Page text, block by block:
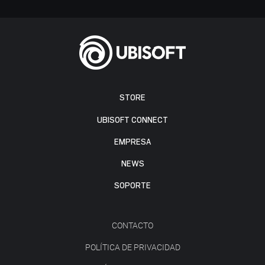
STORE
UBISOFT CONNECT
EMPRESA
NEWS
SOPORTE
CONTACTO
POLÍTICA DE PRIVACIDAD